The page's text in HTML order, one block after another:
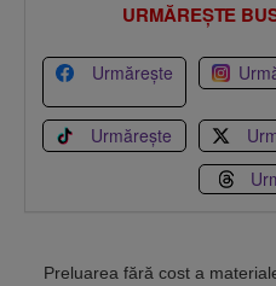
URMĂREȘTE
Urmărește
Urmărește
Preluarea fără cost a